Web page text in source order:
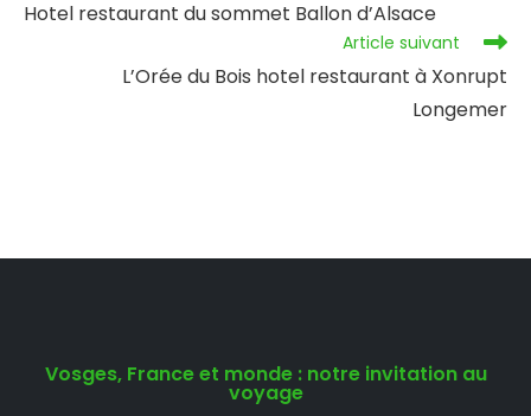
Hotel restaurant du sommet Ballon d’Alsace
Article suivant
L’Orée du Bois hotel restaurant à Xonrupt
Longemer
Vosges, France et monde : notre invitation au
voyage